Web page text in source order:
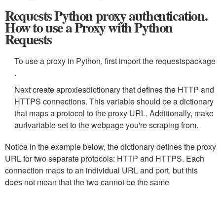
Requests Python proxy authentication.
How to use a Proxy with Python
Requests
To use a proxy in Python, first import the requestspackage
.
Next create aproxiesdictionary that defines the HTTP and
HTTPS connections. This variable should be a dictionary
that maps a protocol to the proxy URL. Additionally, make
aurlvariable set to the webpage you're scraping from.
Notice in the example below, the dictionary defines the proxy
URL for two separate protocols: HTTP and HTTPS. Each
connection maps to an individual URL and port, but this
does not mean that the two cannot be the same